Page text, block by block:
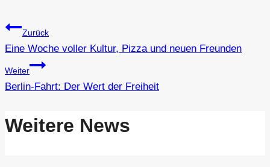
Zurück
Eine Woche voller Kultur, Pizza und neuen Freunden
Weiter
Berlin-Fahrt: Der Wert der Freiheit
Weitere News